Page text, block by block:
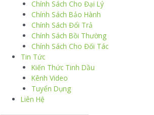
Chính Sách Cho Đại Lý
Chính Sách Bảo Hành
Chính Sách Đổi Trả
Chính Sách Bồi Thường
Chính Sách Cho Đối Tác
Tin Tức
Kiến Thức Tinh Dầu
Kênh Video
Tuyển Dụng
Liên Hệ